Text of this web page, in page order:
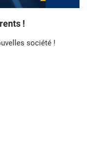
!
société !